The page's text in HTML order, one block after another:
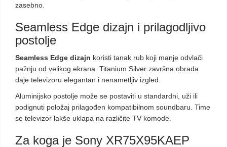
zasebno.
Seamless Edge dizajn i prilagodljivo
postolje
Seamless Edge dizajn koristi tanak rub koji manje odvlači
pažnju od velikog ekrana. Titanium Silver završna obrada
daje televizoru elegantan i nenametljiv izgled.
Aluminijsko postolje može se postaviti u standardni, uži ili
podignuti položaj prilagođen kompatibilnom soundbaru. Time
se televizor lakše uklapa na različite TV komode.
Za koga je Sony XR75X95KAEP